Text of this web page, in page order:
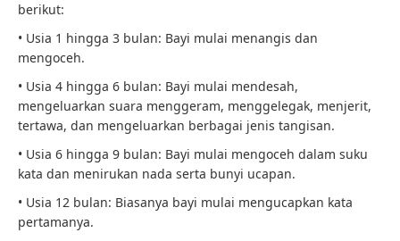
berikut:
• Usia 1 hingga 3 bulan: Bayi mulai menangis dan
mengoceh.
• Usia 4 hingga 6 bulan: Bayi mulai mendesah,
mengeluarkan suara menggeram, menggelegak, menjerit,
tertawa, dan mengeluarkan berbagai jenis tangisan.
• Usia 6 hingga 9 bulan: Bayi mulai mengoceh dalam suku
kata dan menirukan nada serta bunyi ucapan.
• Usia 12 bulan: Biasanya bayi mulai mengucapkan kata
pertamanya.